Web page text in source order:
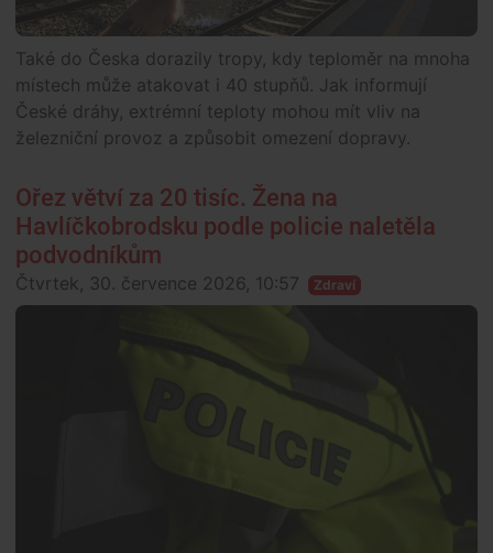
Také do Česka dorazily tropy, kdy teploměr na mnoha
místech může atakovat i 40 stupňů. Jak informují
České dráhy, extrémní teploty mohou mít vliv na
železniční provoz a způsobit omezení dopravy.
Ořez větví za 20 tisíc. Žena na
Havlíčkobrodsku podle policie naletěla
podvodníkům
Čtvrtek, 30. července 2026, 10:57 Zdraví